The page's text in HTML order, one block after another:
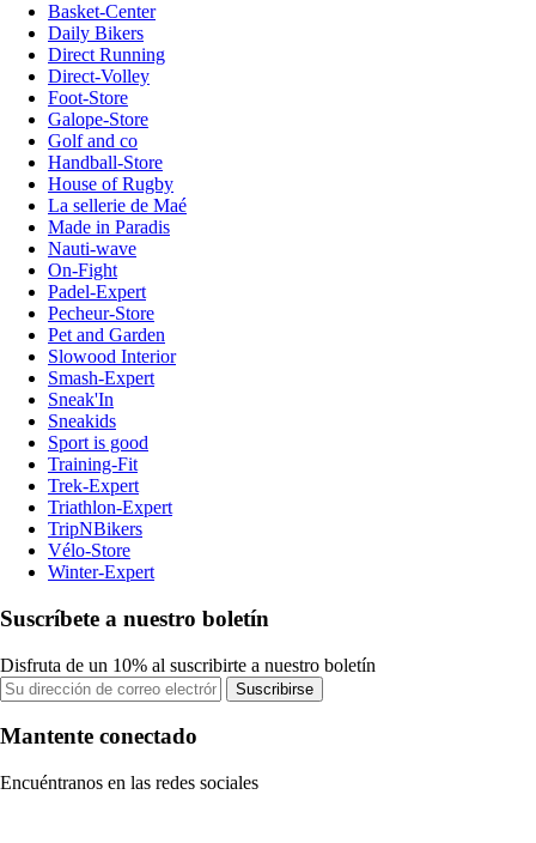
Basket-Center
Daily Bikers
Direct Running
Direct-Volley
Foot-Store
Galope-Store
Golf and co
Handball-Store
House of Rugby
La sellerie de Maé
Made in Paradis
Nauti-wave
On-Fight
Padel-Expert
Pecheur-Store
Pet and Garden
Slowood Interior
Smash-Expert
Sneak'In
Sneakids
Sport is good
Training-Fit
Trek-Expert
Triathlon-Expert
TripNBikers
Vélo-Store
Winter-Expert
Suscríbete a nuestro boletín
Disfruta de un 10% al suscribirte a nuestro boletín
Suscribirse
Mantente conectado
Encuéntranos en las redes sociales